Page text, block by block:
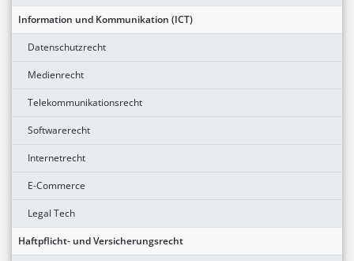
Information und Kommunikation (ICT)
Datenschutzrecht
Medienrecht
Telekommunikationsrecht
Softwarerecht
Internetrecht
E-Commerce
Legal Tech
Haftpflicht- und Versicherungsrecht